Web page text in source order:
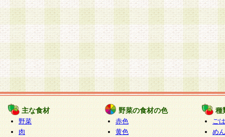
主な食材
野菜
肉
野菜の食材の色
赤色
黄色
種
ご
めん